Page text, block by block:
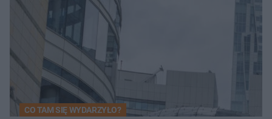
CO TAM SIĘ WYDARZYŁO?